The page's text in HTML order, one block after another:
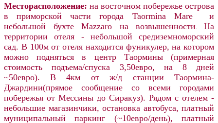
Месторасположение: на восточном побережье острова
в приморской части города Taormina Mare и
небольшой бухтеMazzaro на возвышенности
На
территории отеля - небольшой средиземноморский
сад. В 100м от отеля находится фуникулер, на котором
можно подняться в центр Таормины (примерная
стоимость подъема/спуска 3,50евро, на 8 дней
~50евро). В4км от ж/д станции Таормина-
Джардини(прямое сообщение со всеми городами
побережья от Мессины до Сиракуз). Рядом с отелем -
небольшие магазинчики, остановка автобуса, платный
муниципальный паркинг (~10евро/день), платный